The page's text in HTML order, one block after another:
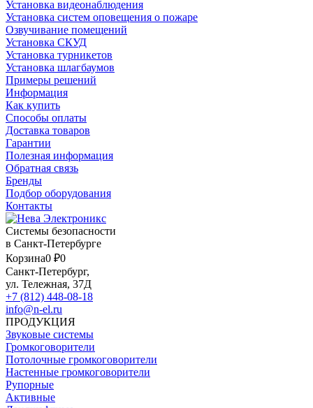
Установка видеонаблюдения
Установка систем оповещения о пожаре
Озвучивание помещений
Установка СКУД
Установка турникетов
Установка шлагбаумов
Примеры решений
Информация
Как купить
Способы оплаты
Доставка товаров
Гарантии
Полезная информация
Обратная связь
Бренды
Подбор оборудования
Контакты
Системы безопасности
в Санкт-Петербурге
Корзина0 ₽0
Санкт-Петербург,
ул. Тележная, 37Д
+7 (812) 448-08-18
info@n-el.ru
ПРОДУКЦИЯ
Звуковые системы
Громкоговорители
Потолочные громкоговорители
Настенные громкоговорители
Рупорные
Активные